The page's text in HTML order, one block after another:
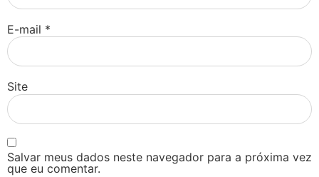
E-mail *
Site
Salvar meus dados neste navegador para a próxima vez
que eu comentar.